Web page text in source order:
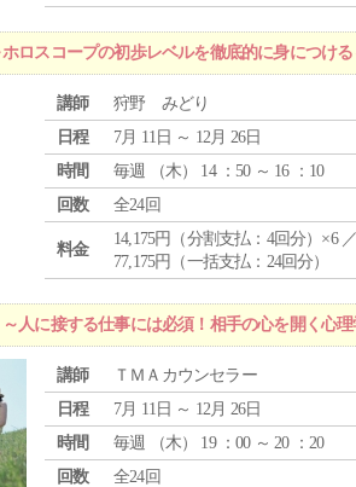
ロスコープの初歩レベルを徹底的に身につける
講師
狩野 みどり
日程
7月 11日 ～ 12月 26日
時間
毎週 （木） 14 ：50 ～ 16 ：10
回数
全24回
料金
14,175円（分割支払：4回分）×6
77,175円（一括支払：24回分）
人に接する仕事には必須！相手の心を開く心理
講師
ＴＭＡカウンセラー
日程
7月 11日 ～ 12月 26日
時間
毎週 （木） 19 ：00 ～ 20 ：20
回数
全24回